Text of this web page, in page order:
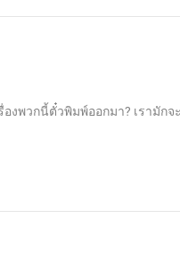
พวกนี้ตั๋วพิมพ์ออกมา? เรามักจะ